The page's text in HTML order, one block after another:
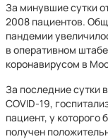
За минувшие сутки
2008 пациентов.
пандемии
в оперативном
коронавирусом в
За последние сутки
COVID-19,
пациент, у
получен